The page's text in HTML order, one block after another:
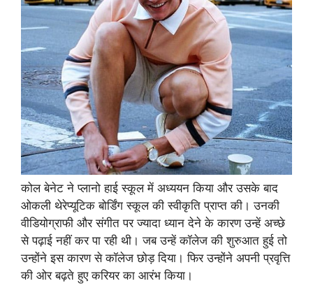
कोल बेनेट ने प्लानो हाई स्कूल में अध्ययन किया और उसके बाद
ओकली थेरेप्यूटिक बोर्डिंग स्कूल की स्वीकृति प्राप्त की। उनकी
वीडियोग्राफी और संगीत पर ज्यादा ध्यान देने के कारण उन्हें अच्छे
से पढ़ाई नहीं कर पा रही थी। जब उन्हें कॉलेज की शुरुआत हुई तो
उन्होंने इस कारण से कॉलेज छोड़ दिया। फिर उन्होंने अपनी प्रवृत्ति
की ओर बढ़ते हुए करियर का आरंभ किया।